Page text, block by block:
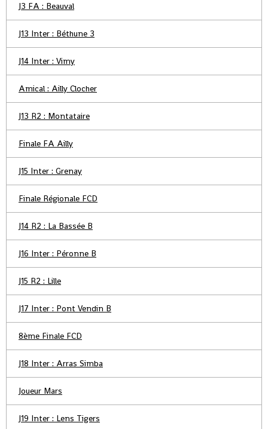
J3 FA : Beauval
J13 Inter : Béthune 3
J14 Inter : Vimy
Amical : Ailly Clocher
J13 R2 : Montataire
Finale FA Ailly
J15 Inter : Grenay
Finale Régionale FCD
J14 R2 : La Bassée B
J16 Inter : Péronne B
J15 R2 : Lille
J17 Inter : Pont Vendin B
8ème Finale FCD
J18 Inter : Arras Simba
Joueur Mars
J19 Inter : Lens Tigers